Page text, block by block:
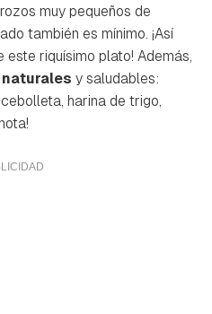
muy pequeños de
también es mínimo. ¡Así
riquísimo plato! Además,
y saludables:
harina de trigo,